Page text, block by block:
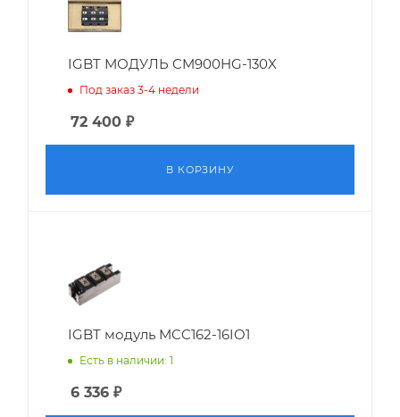
IGBT МОДУЛЬ CM900HG-130X
Под заказ 3-4 недели
72 400 ₽
В КОРЗИНУ
IGBT модуль MCC162-16IO1
Есть в наличии: 1
6 336 ₽